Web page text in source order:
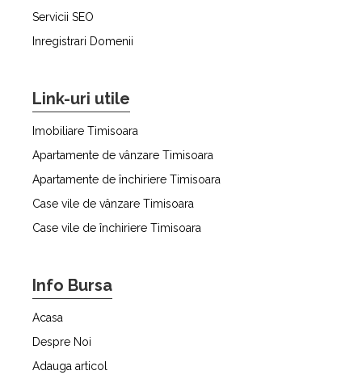
Servicii SEO
Inregistrari Domenii
Link-uri utile
Imobiliare Timisoara
Apartamente de vânzare Timisoara
Apartamente de închiriere Timisoara
Case vile de vânzare Timisoara
Case vile de închiriere Timisoara
Info Bursa
Acasa
Despre Noi
Adauga articol